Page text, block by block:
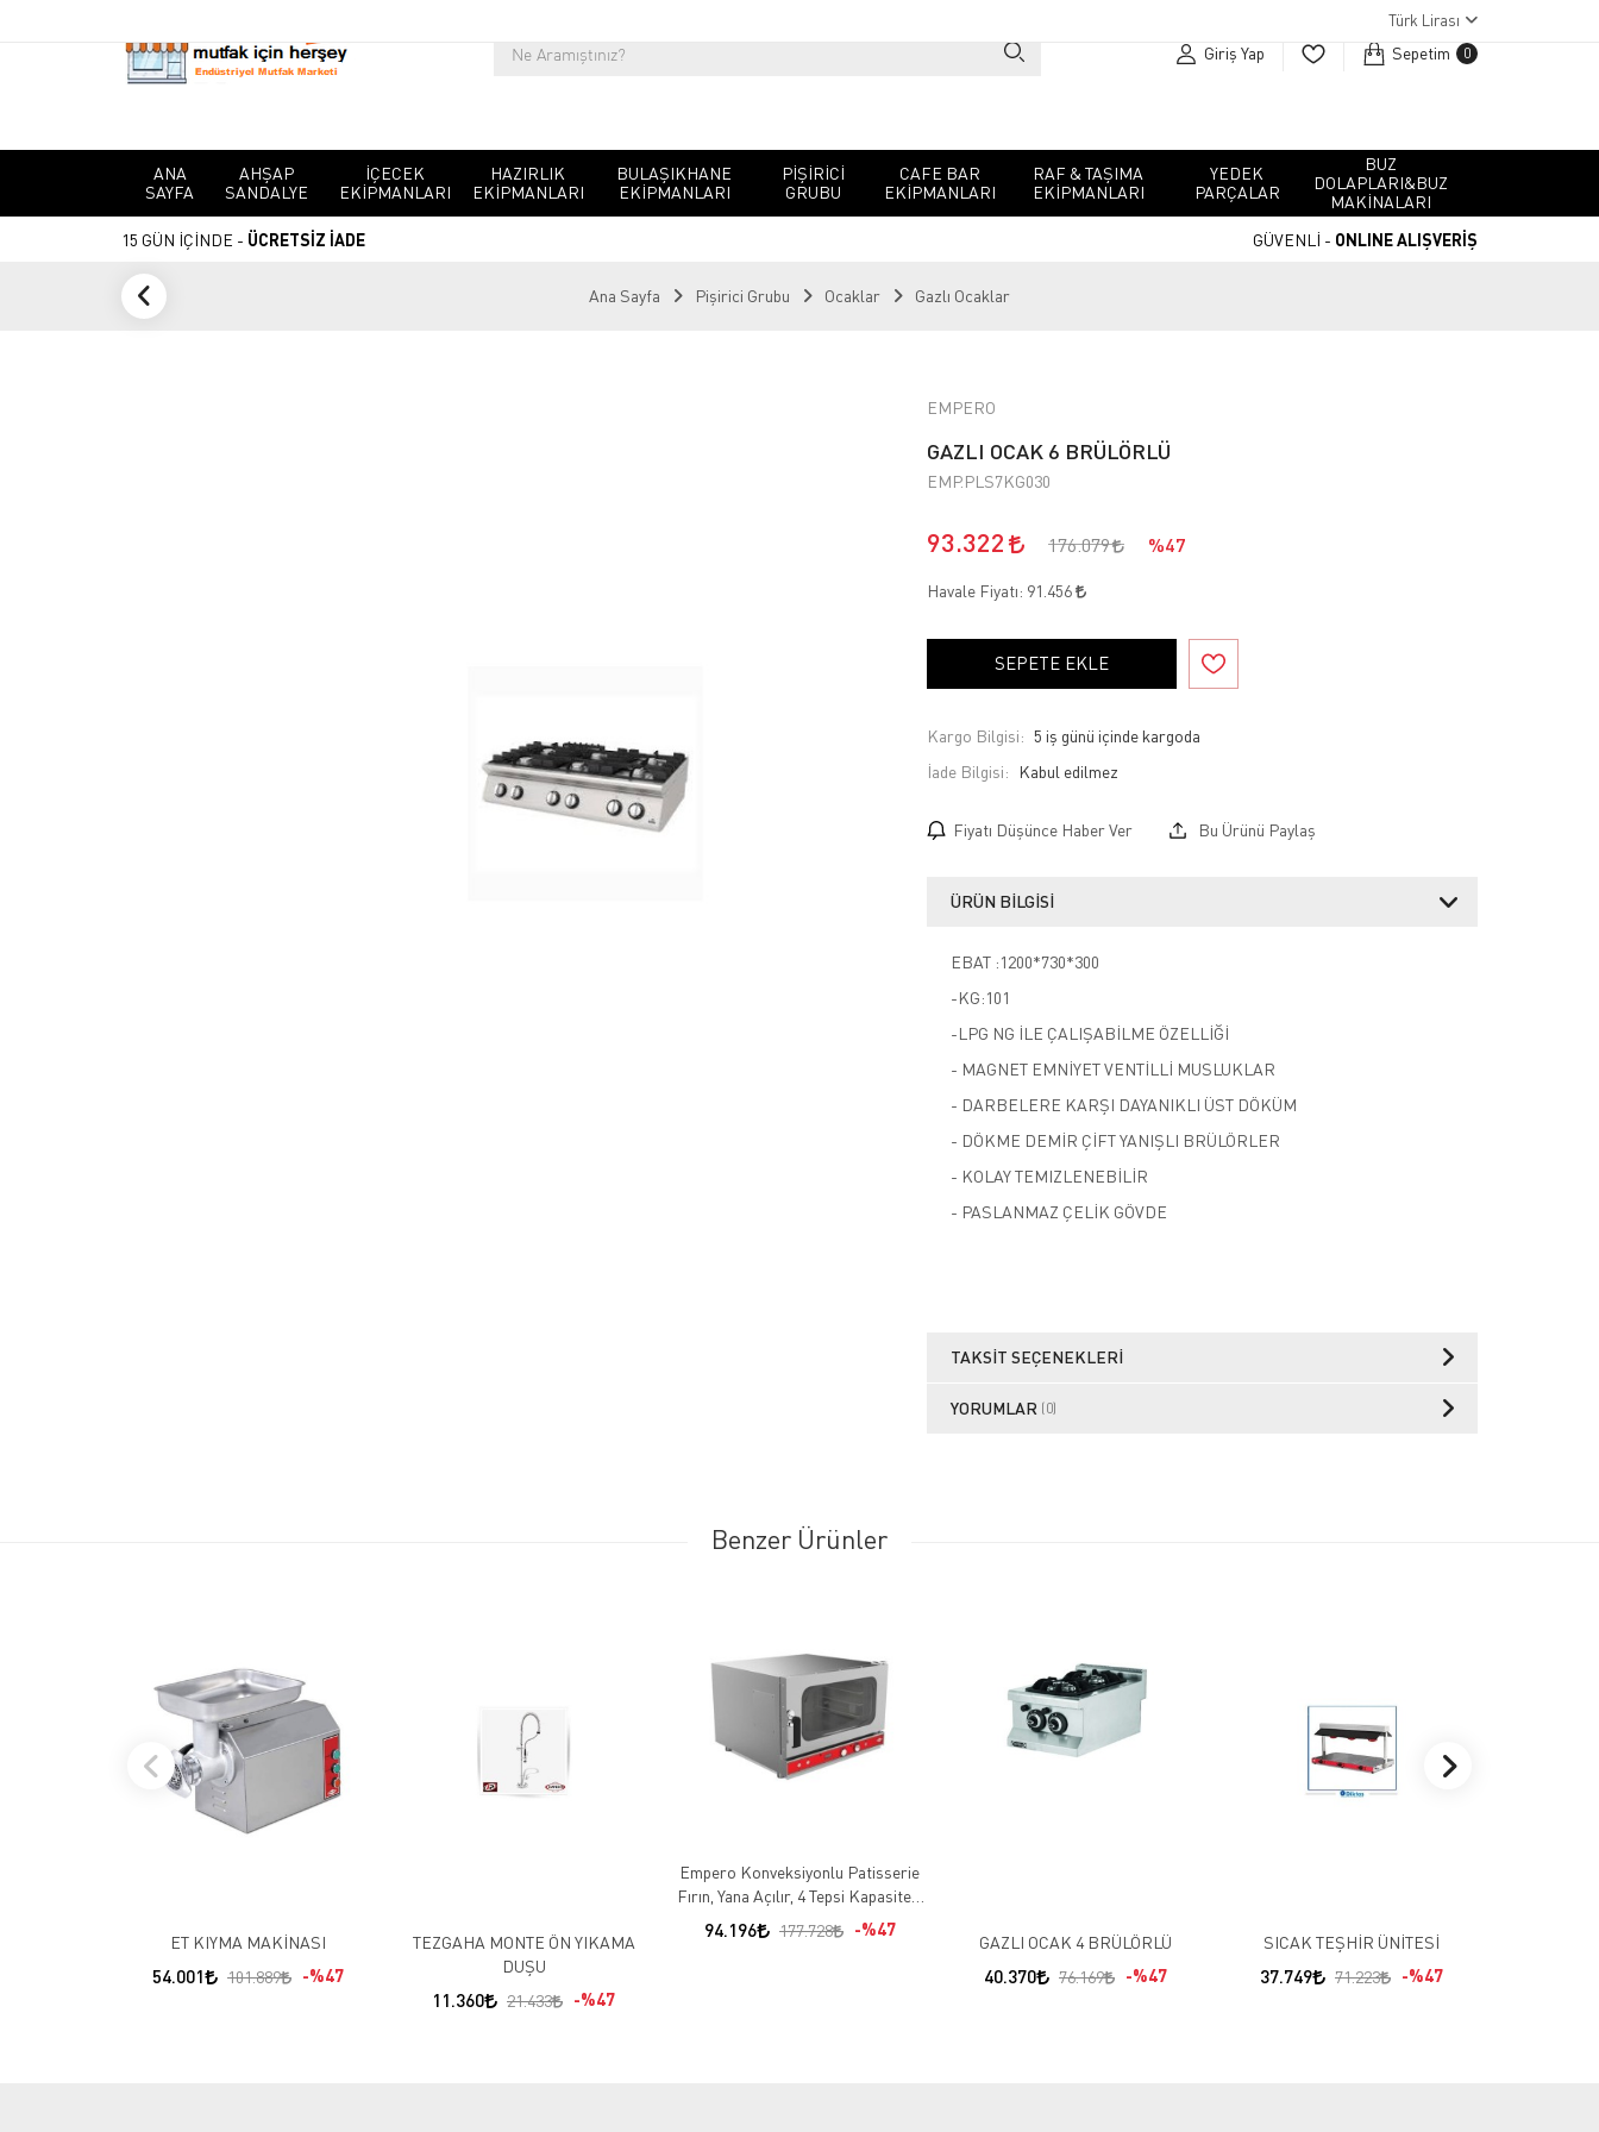
Türk Lirası
Giriş Yap Sepetim 0
ANA
SAYFA
AHŞAP
SANDALYE
İÇECEK
EKIPMANLARI
HAZIRLIK
EKIPMANLARI
BULAŞIKHANE
EKIPMANLARI
PIŞIRICI
GRUBU
CAFE BAR
EKIPMANLARI
RAF & TAŞIMA
EKIPMANLARI
YEDEK
PARÇALAR
BUZ
DOLAPLARI&BUZ
MAKINALARI
15 GÜN İÇİNDE - ÜCRETSİZ İADE GÜVENLİ - ONLINE ALIŞVERİŞ
Ana Sayfa Pişirici Grubu Ocaklar Gazlı Ocaklar
EMPERO
GAZLI OCAK 6 BRÜLÖRLÜ
EMP.PLS7KG030
93.322 176.079 %47
Havale Fiyatı: 91.456
SEPETE EKLE
Kargo Bilgisi: 5 iş günü içinde kargoda
İade Bilgisi:
Fiyatı Düşünce Haber Ver Bu Ürünü Paylaş
ÜRÜN BILGISI
EBAT :1200*730*300
-KG:101
-LPG NG İLE ÇALIŞABİLME ÖZELLİĞİ
- MAGNET EMNİYET VENTİLLİ MUSLUKLAR
- DARBELERE KARŞI DAYANIKLI ÜST DÖKÜM
- DÖKME DEMİR ÇİFT YANIŞLI BRÜLÖRLER
- KOLAY TEMIZLENEBİLİR
- PASLANMAZ ÇELİK GÖVDE
TAKSIT SEÇENEKLERI
YORUMLAR (0)
Benzer Ürünler
ET KIYMA MAKİNASI
54.001 101.889 %47
TEZGAHA MONTE ÖN YIKAMA
DUŞU
11.360 21.433 %47
Empero Konveksiyonlu Patisserie
Fırın, Yana Açılır, 4 Tepsi Kapasiteli,
94.196 177.728 %47
GAZLI OCAK 4 BRÜLÖRLÜ
40.370 76.169 %47
SICAK TEŞHİR ÜNİTESİ
37.749 71.223 %47